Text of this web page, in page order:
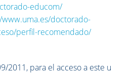
educom/
doctorado-
perfil-recomendado/
2011, para el acceso a este u